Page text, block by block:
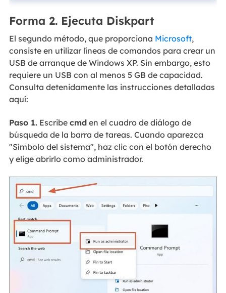
Forma 2. Ejecuta Diskpart
El segundo método, que proporciona Microsoft,
consiste en utilizar líneas de comandos para crear un
USB de arranque de Windows XP. Sin embargo, esto
requiere un USB con al menos 5 GB de capacidad.
Consulta detenidamente las instrucciones detalladas
aquí:
Paso 1.Escribe cmden el cuadro de diálogo de
búsqueda de la barra de tareas. Cuando aparezca
"Símbolo del sistema", haz clic con el botón derecho
y elige abrirlo como administrador.